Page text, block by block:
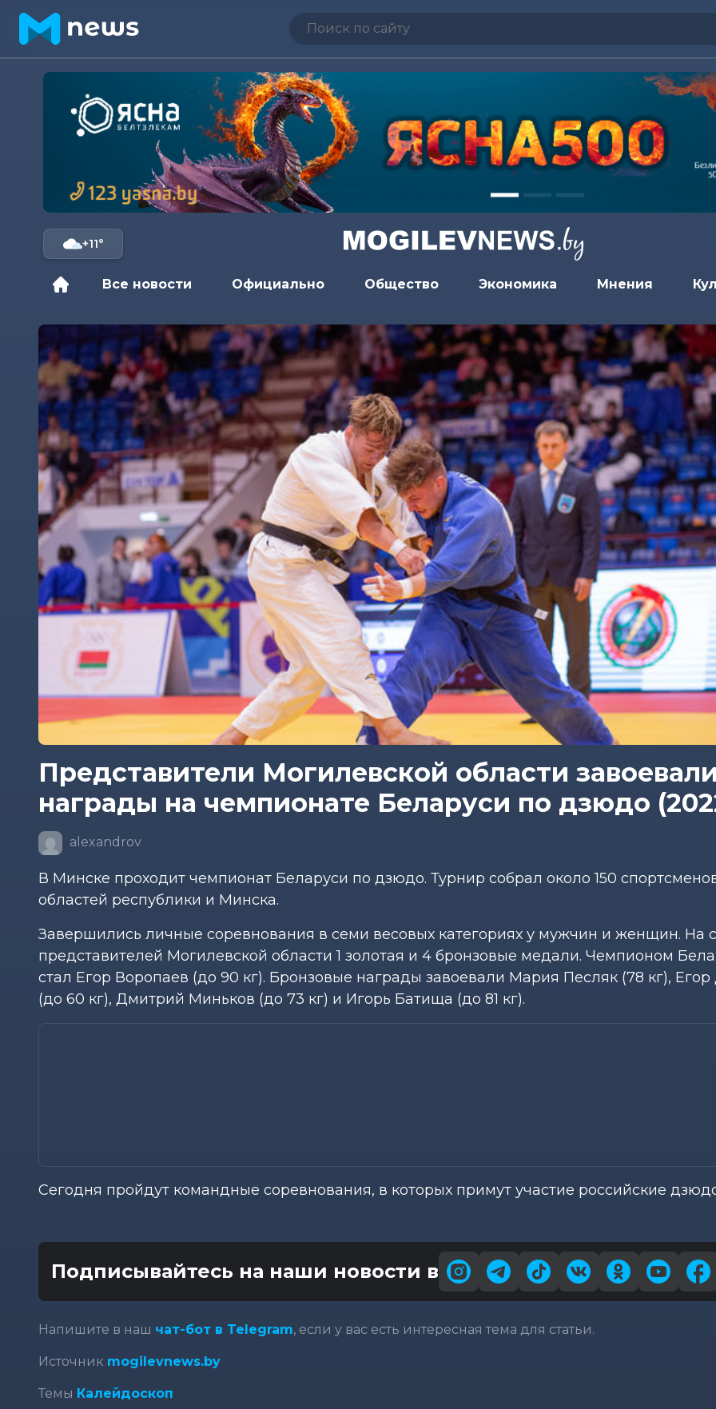
+11°
Все новости Официально Общество Экономика Мнения
Представители Могилевской области завоевали
награды на чемпионате Беларуси по дзюдо
alexandrov
В Минске проходит чемпионат Беларуси по дзюдо. Турнир собрал около 150
областей республики и Минска.
Завершились личные соревнования в семи весовых категориях у мужчин и женщин. На
представителей Могилевской области 1 золотая и 4 бронзовые медали. Чемпионом
стал Егор Воропаев (до 90 кг). Бронзовые награды завоевали Мария Песляк (78 кг),
(до 60 кг), Дмитрий Миньков (до 73 кг) и Игорь Батища (до 81 кг).
Сегодня пройдут командные соревнования, в которых примут участие российские
Подписывайтесь на наши новости в
Напишите в наш чат-бот в Telegram, если у вас есть интересная тема для статьи.
Источник mogilevnews.by
Темы Калейдоскоп